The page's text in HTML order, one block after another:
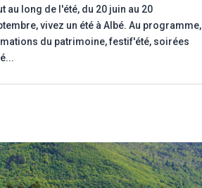
au long de l'été, du 20 juin au 20
vivez un été à Albé. Au programme,
du patrimoine, festif'été, soirées